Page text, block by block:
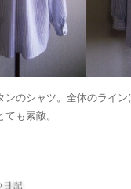
ンのシャツ。全体のライン
ても素敵。